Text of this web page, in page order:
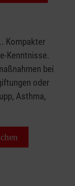
Kompakter
Kenntnisse.
bei
oder
Asthma,